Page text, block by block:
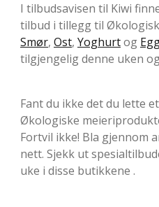
I tilbudsavisen til Kiwi
tilbud i tillegg til
Smør, Ost, Yoghurtog
tilgjengelig denne uken
Fant du ikke det du lette
Økologiske
Fortvil ikke! Bla gjennom
nett. Sjekk ut
uke i disse butikkene .